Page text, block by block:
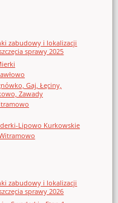
zabudowy i lokalizacji
sprawy 2025
Gaj, Łęciny,
Zawady
Lipowo Kurkowskie
zabudowy i lokalizacji
sprawy 2026